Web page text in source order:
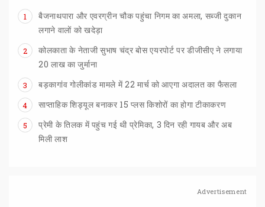
1
बैजनाथपारा और एवरग्रीन चौक पहुंचा निगम का अमला, सब्जी दुकान
लगाने वालों को खदेड़ा
2
कोलकाता के नेताजी सुभाष चंद्र बोस एयरपोर्ट पर डीजीसीए ने लगाया
20 लाख का जुर्माना
3 बड़कागांव गोलीकांड मामले में22 मार्च कोआएगाअदालत का फैसला
4 साप्ताहिकशिड्यूलबनाकर 15 प्लसकिशोरों काहोगाटीकाकरण
5
प्रेमी के तिलक में पहुंच गई थी प्रेमिका, 3 दिन रही गायब और अब
मिली लाश
Advertisement